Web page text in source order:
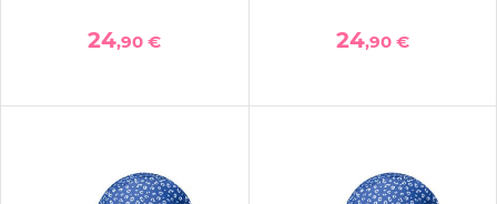
24,90 € 24,90 €